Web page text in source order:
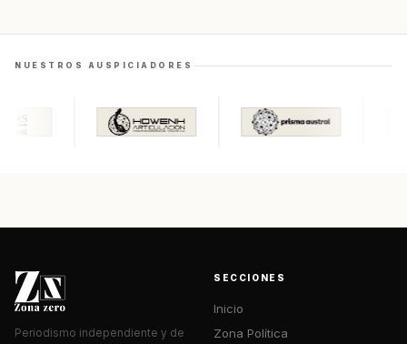
NUESTROS AUSPICIADORES
Periodismo independiente y de
SECCIONES
Inicio
Zona Política